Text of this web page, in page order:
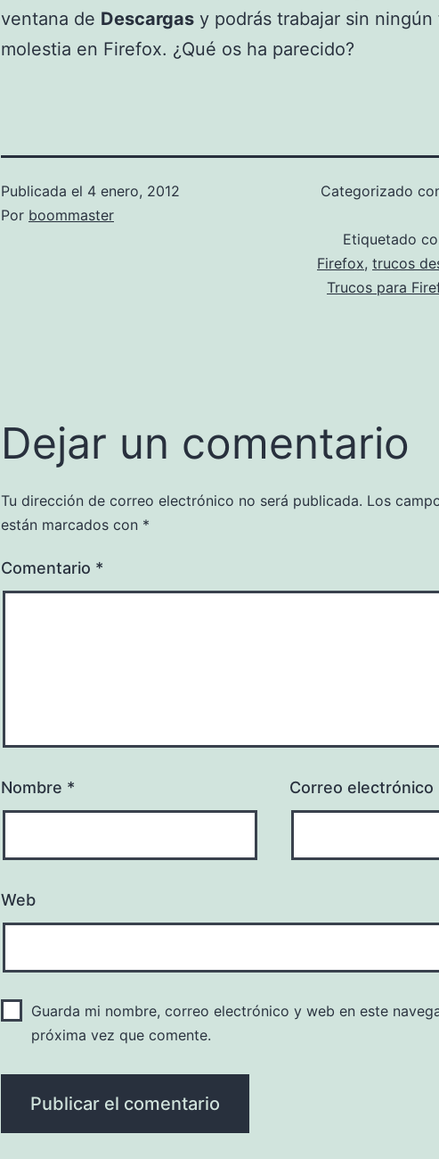
ventana de Descargas y podrás trabajar sin ningún
molestia en Firefox. ¿Qué os ha parecido?
Publicada el 4 enero, 2012
Por boommaster
Categorizado
Etiquetado
Firefox, trucos
Trucos para
Dejar un comentario
Tu dirección de correo electrónico no será publicada. Los
están marcados con *
Comentario *
Nombre * Correo electrónico
Web
Guarda mi nombre, correo electrónico y web en este
próxima vez que comente.